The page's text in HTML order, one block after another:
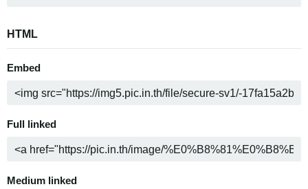
HTML
Embed
Full linked
Medium linked